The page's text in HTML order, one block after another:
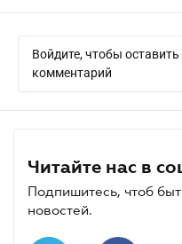
Войдите, чтобы оставить
комментарий
Читайте нас в
Подпишитесь, чтоб
новостей.